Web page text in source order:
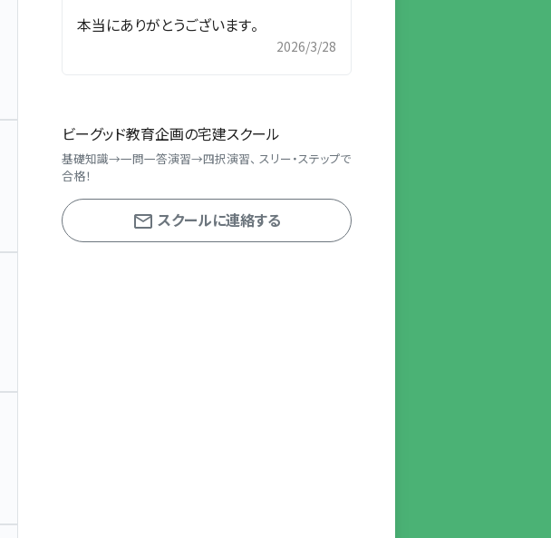
本当にありがとうございます。
2026/3/28
ビーグッド教育企画の宅建スクール
基礎知識→一問一答演習→四択演習、 スリー・ステップで
合格！
スクールに連絡する